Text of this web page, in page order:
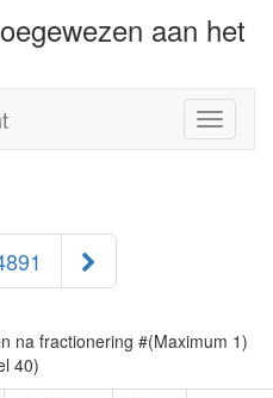
aan het
Toggle
na fractionering #(Maximum 1)
40)